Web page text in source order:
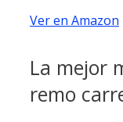
Ver en Amazon
La mejor
remo